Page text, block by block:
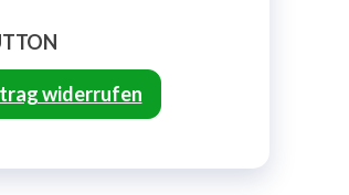
widerrufen